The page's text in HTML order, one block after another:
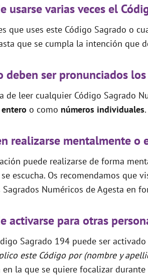
usarse varias veces el
que uses este Código Sagrado o
que se cumpla la intención que
deben ser pronunciados
de leer cualquier Código Sagrado
o como números individuales.
realizarse mentalmente o
puede realizarse de forma
escucha. Os recomendamos que
Sagrados Numéricos de Agesta en
activarse para otras
Sagrado 194 puede ser
este Código por (nombre y
en la que se quiere focalizar